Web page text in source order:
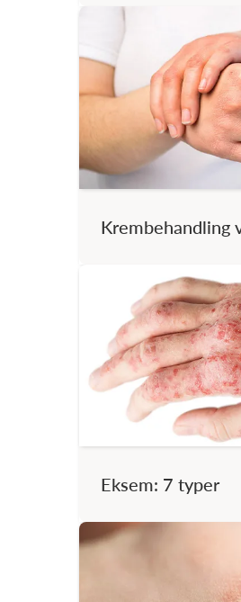
Krembehandling
Eksem: 7 typer